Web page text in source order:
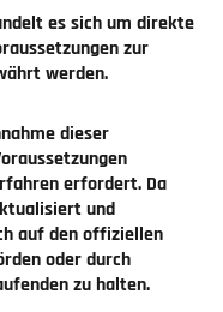
es sich um direkte
zur
werden.
dieser
erfordert. Da
und
auf den offiziellen
oder durch
zu halten.